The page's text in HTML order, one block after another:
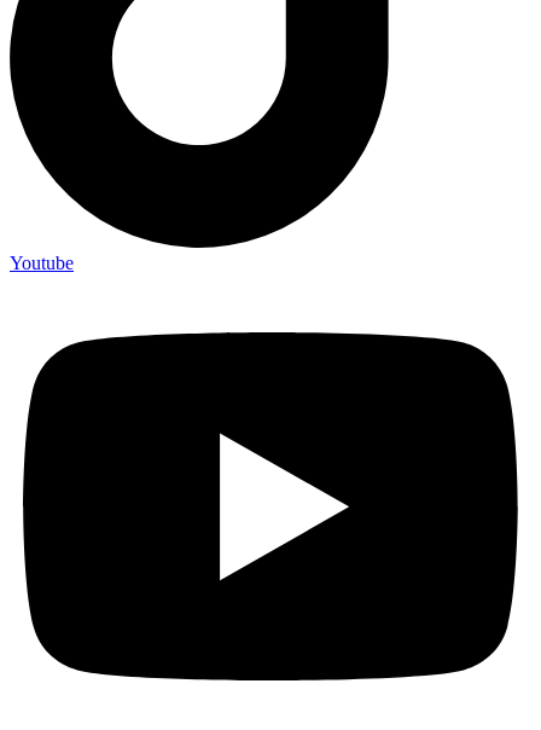
Youtube